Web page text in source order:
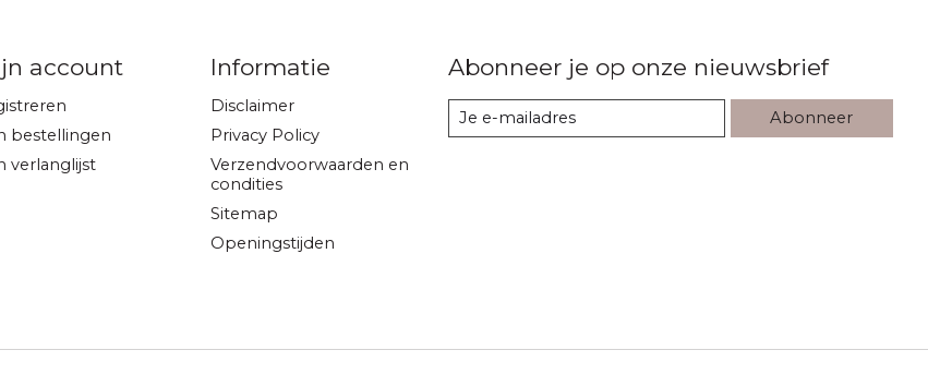
account
bestellingen
verlanglijst
Informatie
Disclaimer
Privacy Policy
Verzendvoorwaarden en
condities
Sitemap
Openingstijden
Abonneer je op onze nieuwsbrief
Abonneer